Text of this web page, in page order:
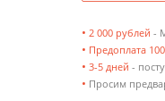
• 2 000 рублей -
• Предоплата
• 3-5 дней -
• Просим